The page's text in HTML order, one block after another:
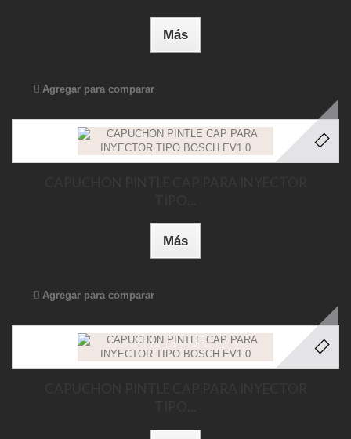
Más
Agregar para comparar
Más
Agregar para comparar